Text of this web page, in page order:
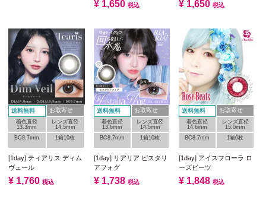
¥ 1,650 税込 ¥ 1,650 税込
送料無料 お取寄せ
着色直径
13.3mm
レンズ直径
14.5mm
BC8.7mm
1箱10枚
[1day] ティアリス ディム
ヴェール
¥ 1,760 税込
送料無料 お取寄せ
着色直径
13.6mm
レンズ直径
14.5mm
BC8.7mm
1箱10枚
[1day] リアリア ピスタリ
アフォグ
¥ 1,738 税込
送料無料 お取寄せ
着色直径
14.6mm
レンズ直径
15.0mm
BC8.7mm
1箱6枚
[1day] アイスフローラ ロ
ーズビーツ
¥ 1,848 税込